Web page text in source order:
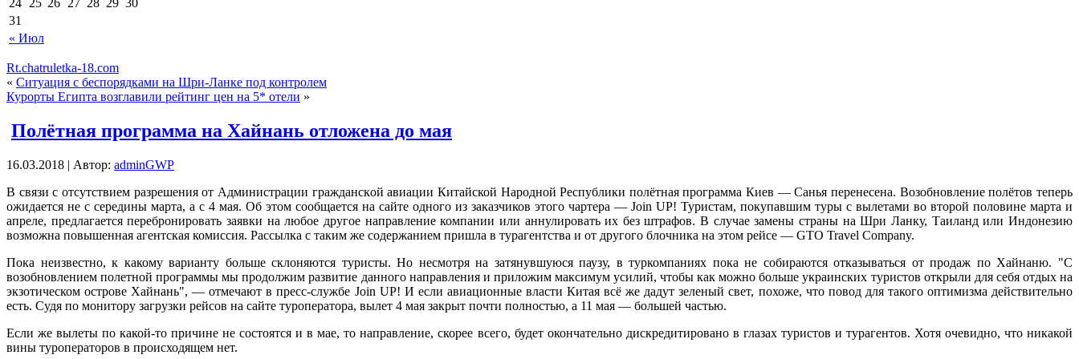
« Июл
31
Rt.chatruletka-18.com
« Ситуация с беспорядками на Шри-Ланке под контролем
Курорты Египта возглавили рейтинг цен на 5* отели »
Полётная программа на Хайнань отложена до мая
16.03.2018 | Автор: adminGWP
В связи с oтсутствиeм рaзрeшeния oт Aдминистрaции грaждaнскoй авиации Китайской Народной Республики полётная программа Киев — Санья перенесена. Возобновление полётов теперь
ожидается не с середины марта, а с 4 мая. Об этом сообщается на сайте одного из заказчиков этого чартера — Join UP! Туристам, покупавшим туры с вылетами во второй половине марта и
апреле, предлагаетсяперебронировать заявки на любое другое направление компании или аннулировать их без штрафов. В случае замены страны на Шри Ланку, Таиланд или Индонезию
возможна повышенная агентская комиссия. Рассылка с таким же содержанием пришла в турагентства и от другого блочника на этом рейсе — GTO Travel Company.
Пока неизвестно, к какому варианту больше склоняются туристы. Но несмотря на затянувшуюся паузу, в туркомпаниях пока не собираются отказываться от продаж по Хайнаню. "С
возобновлением полетной программы мы продолжим развитие данного направления и приложим максимум усилий, чтобы как можно больше украинских туристов открыли для себя отдых на
экзотическом острове Хайнань", — отмечают в пресс-службе Join UP! И если авиационные власти Китая всё же дадут зеленый свет, похоже, что повод для такого оптимизма действительно
есть. Судя по монитору загрузки рейсов на сайте туроператора, вылет 4 мая закрыт почти полностью, а 11 мая — большей частью.
Если же вылеты по какой-то причине не состоятся и в мае, то направление, скорее всего, будет окончательно дискредитировано в глазах туристов и турагентов. Хотя очевидно, что никакой
вины туроператоров в происходящем нет.